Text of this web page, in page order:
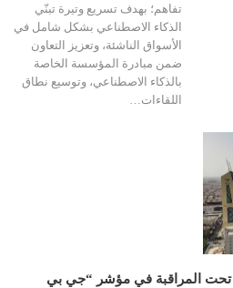
تفاهم؛ بهدف تسريع وتيرة تبنّي
الذكاء الاصطناعي بشكل شامل في
الأسواق الناشئة، وتعزيز التعاون
ضمن مبادرة المؤسسة الخاصة
بالذكاء الاصطناعي، وتوسيع نطاق
اللقاءات…
تحت المراقبة في مؤشر “جي بي